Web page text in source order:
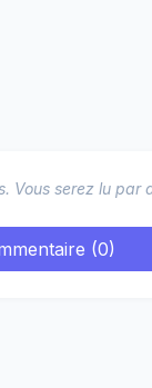
serez lu par
(0)